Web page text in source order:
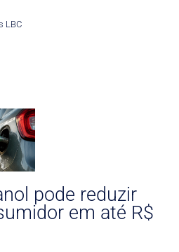
LBC
pode reduzir
em até R$